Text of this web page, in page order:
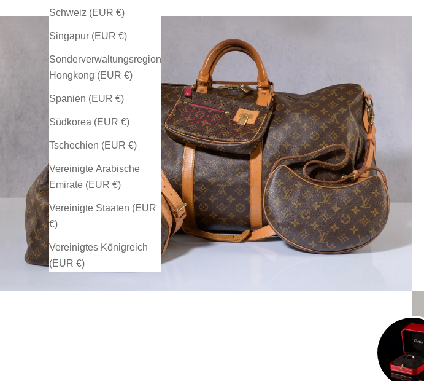
Schweiz (EUR €)
Singapur (EUR €)
Sonderverwaltungsregion
Hongkong (EUR €)
Spanien (EUR €)
Südkorea (EUR €)
Tschechien (EUR €)
Vereinigte Arabische
Emirate (EUR €)
Vereinigte Staaten (EUR
€)
Vereinigtes Königreich
(EUR €)